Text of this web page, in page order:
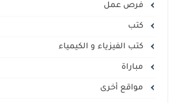
فرص عمل
كتب
كتب الفيزياء و الكيمياء
مباراة
مواقع أخرى